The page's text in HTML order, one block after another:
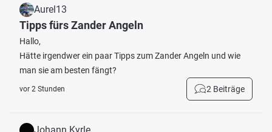
Aurel13
Tipps fürs Zander Angeln
Hallo,
Hätte irgendwer ein paar Tipps zum Zander Angeln und wie
man sie am besten fängt?
vor 2 Stunden 2 Beiträge